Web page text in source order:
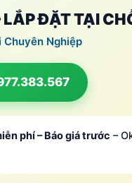
LẮP ĐẶT TẠI
Chuyên Nghiệp
phí – Báo giá trước –